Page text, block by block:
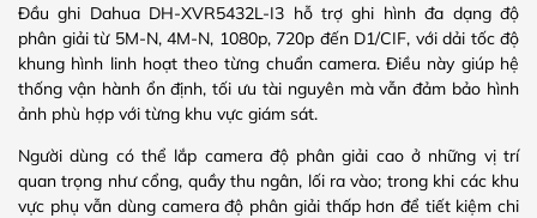
Đầu ghi Dahua DH-XVR5432L-I3 hỗ trợ ghi hình đa dạng độ
phân giải từ 5M-N, 4M-N, 1080p, 720p đến D1/CIF, với dải tốc độ
khung hình linh hoạt theo từng chuẩn camera. Điều này giúp hệ
thống vận hành ổn định, tối ưu tài nguyên mà vẫn đảm bảo hình
ảnh phù hợp với từng khu vực giám sát.
Người dùng có thể lắp camera độ phân giải cao ở những vị trí
quan trọng như cổng, quầy thu ngân, lối ra vào; trong khi các khu
vực phụ vẫn dùng camera độ phân giải thấp hơn để tiết kiệm chi